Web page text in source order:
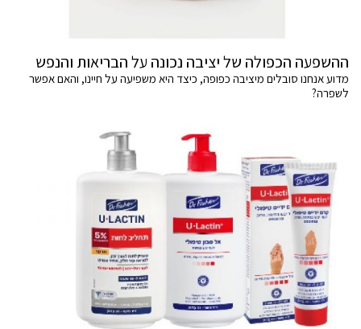
ההשפעה הכפולה של יציבה נכונה על הבריאות והנפש
מדוע אנחנו סובלים מיציבה כפופה, כיצד היא משפיעה על חיינו, והאם אפשר
לשפרה?